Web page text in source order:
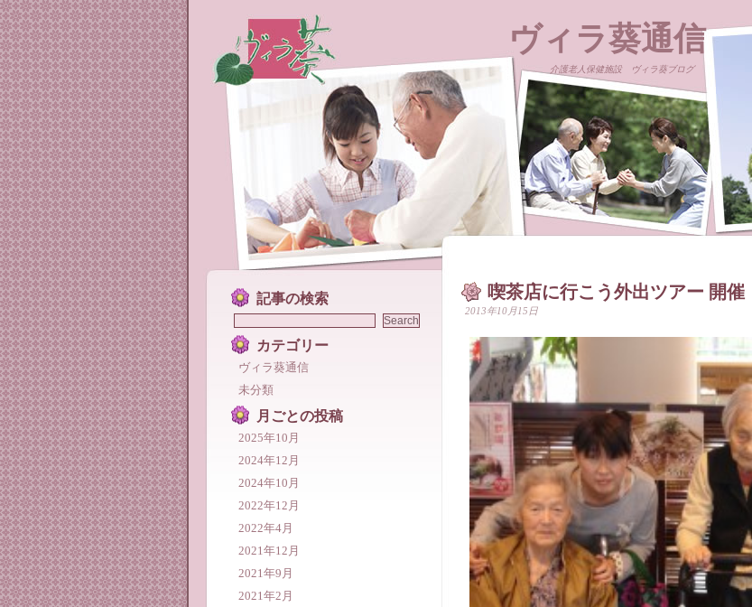
ヴィラ葵通信
介護老人保健施設 ヴィラ葵ブログ
喫茶店に行こう外出ツアー 開催
2013年10月15日
記事の検索
カテゴリー
ヴィラ葵通信
未分類
月ごとの投稿
2025年10月
2024年12月
2024年10月
2022年12月
2022年4月
2021年12月
2021年9月
2021年2月